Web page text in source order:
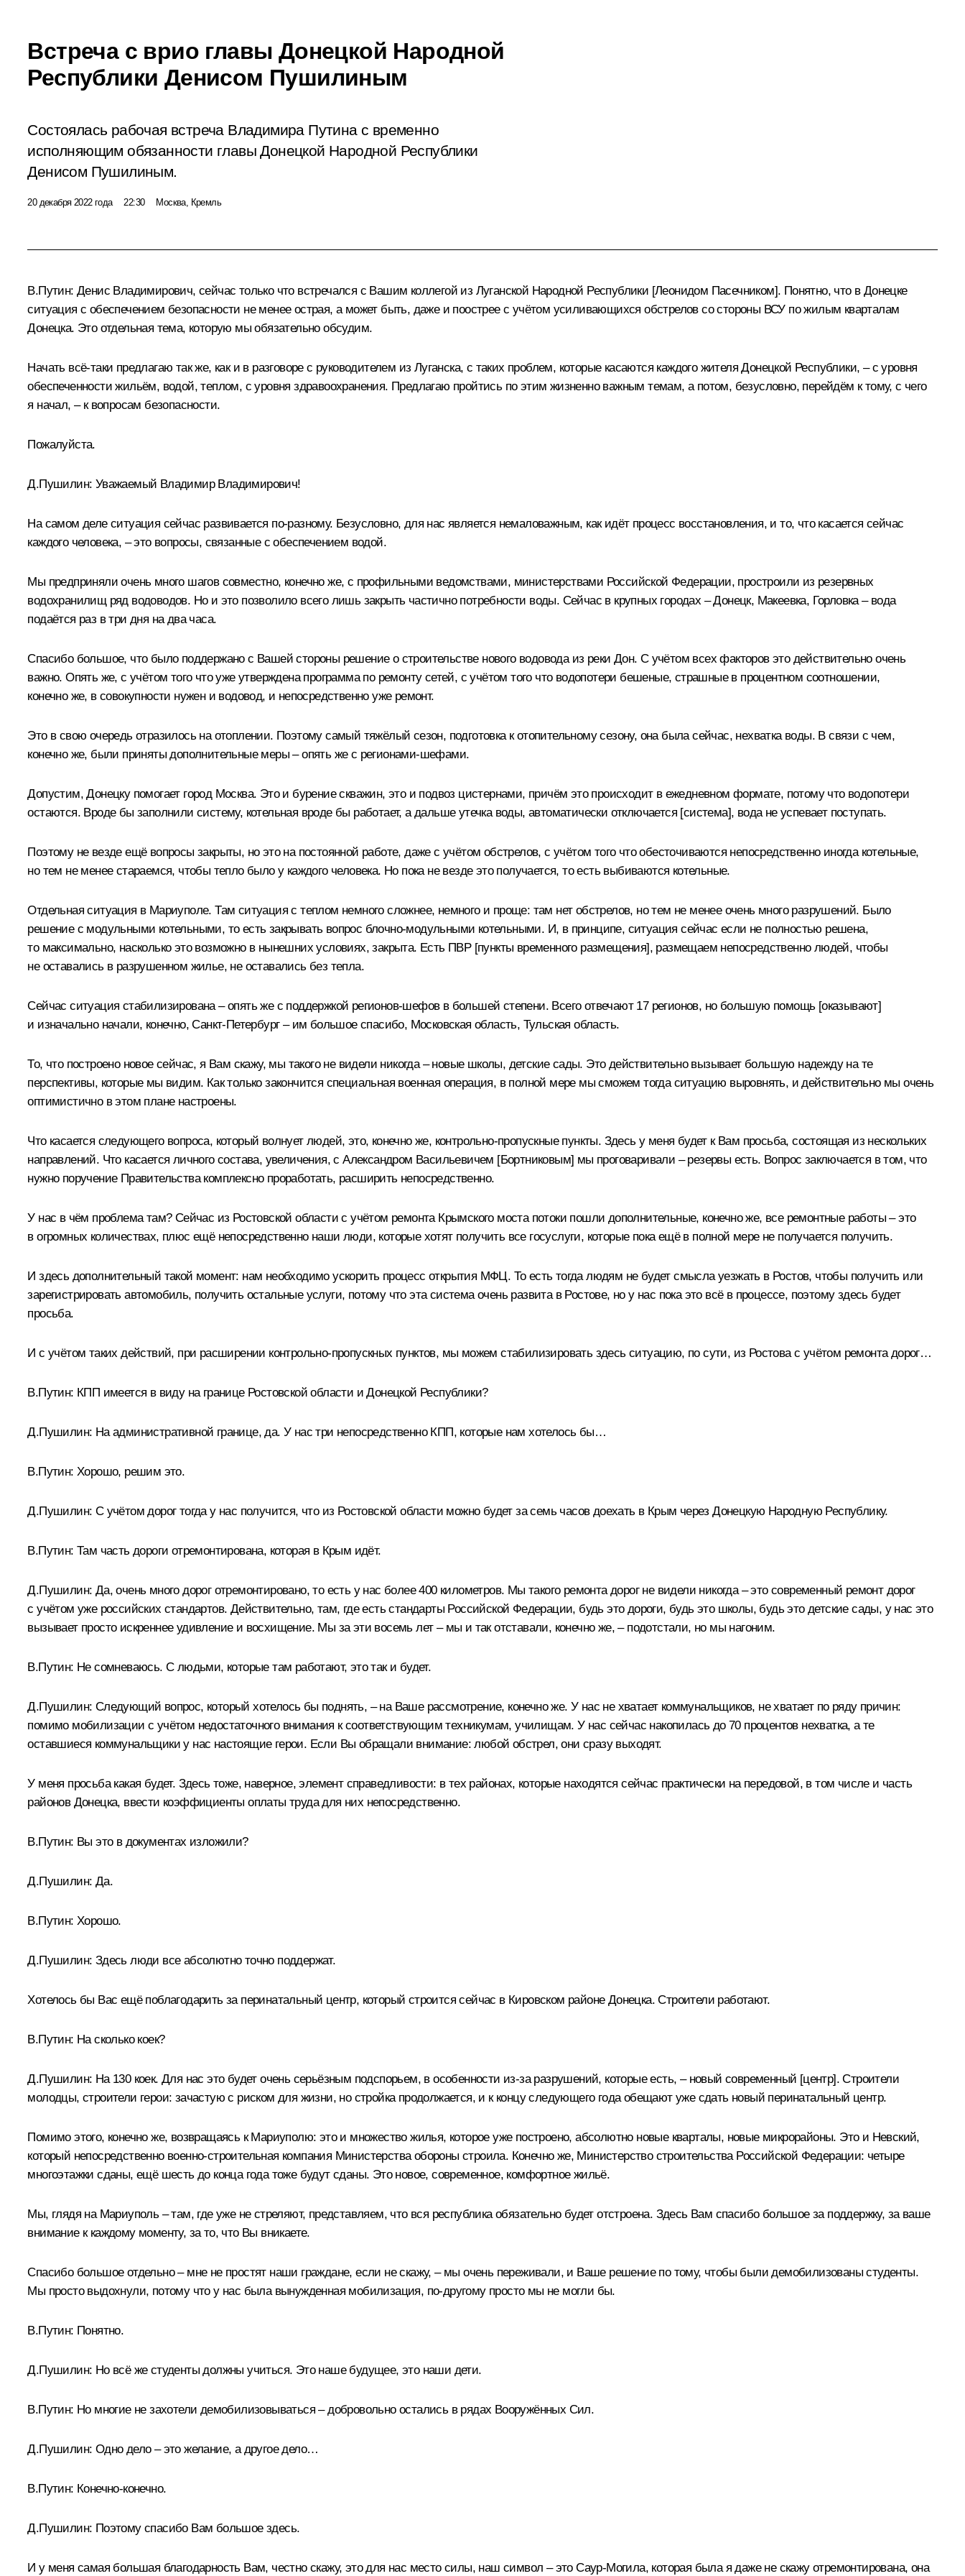
Встреча с врио главы Донецкой Народной
Республики Денисом Пушилиным
Состоялась рабочая встреча Владимира Путина с временно
исполняющим обязанности главы Донецкой Народной Республики
Денисом Пушилиным.
20 декабря 2022 года 22:30 Москва, Кремль
В.Путин: Денис Владимирович, сейчас только что встречался с Вашим коллегой из Луганской Народной Республики [Леонидом Пасечником]. Понятно, что в Донецке
ситуация с обеспечением безопасности не менее острая, а может быть, даже и поострее с учётом усиливающихся обстрелов со стороны ВСУ по жилым кварталам
Донецка. Это отдельная тема, которую мы обязательно обсудим.
Начать всё-таки предлагаю так же, как и в разговоре с руководителем из Луганска, с таких проблем, которые касаются каждого жителя Донецкой Республики, – с уровня
обеспеченности жильём, водой, теплом, с уровня здравоохранения. Предлагаю пройтись по этим жизненно важным темам, а потом, безусловно, перейдём к тому, с чего
я начал, – к вопросам безопасности.
Пожалуйста.
Д.Пушилин: Уважаемый Владимир Владимирович!
На самом деле ситуация сейчас развивается по-разному. Безусловно, для нас является немаловажным, как идёт процесс восстановления, и то, что касается сейчас
каждого человека, – это вопросы, связанные с обеспечением водой.
Мы предприняли очень много шагов совместно, конечно же, с профильными ведомствами, министерствами Российской Федерации, простроили из резервных
водохранилищ ряд водоводов. Но и это позволило всего лишь закрыть частично потребности воды. Сейчас в крупных городах – Донецк, Макеевка, Горловка – вода
подаётся раз в три дня на два часа.
Спасибо большое, что было поддержано с Вашей стороны решение о строительстве нового водовода из реки Дон. С учётом всех факторов это действительно очень
важно. Опять же, с учётом того что уже утверждена программа по ремонту сетей, с учётом того что водопотери бешеные, страшные в процентном соотношении,
конечно же, в совокупности нужен и водовод, и непосредственно уже ремонт.
Это в свою очередь отразилось на отоплении. Поэтому самый тяжёлый сезон, подготовка к отопительному сезону, она была сейчас, нехватка воды. В связи с чем,
конечно же, были приняты дополнительные меры – опять же с регионами-шефами.
Допустим, Донецку помогает город Москва. Это и бурение скважин, это и подвоз цистернами, причём это происходит в ежедневном формате, потому что водопотери
остаются. Вроде бы заполнили систему, котельная вроде бы работает, а дальше утечка воды, автоматически отключается [система], вода не успевает поступать.
Поэтому не везде ещё вопросы закрыты, но это на постоянной работе, даже с учётом обстрелов, с учётом того что обесточиваются непосредственно иногда котельные,
но тем не менее стараемся, чтобы тепло было у каждого человека. Но пока не везде это получается, то есть выбиваются котельные.
Отдельная ситуация в Мариуполе. Там ситуация с теплом немного сложнее, немного и проще: там нет обстрелов, но тем не менее очень много разрушений. Было
решение с модульными котельными, то есть закрывать вопрос блочно-модульными котельными. И, в принципе, ситуация сейчас если не полностью решена,
то максимально, насколько это возможно в нынешних условиях, закрыта. Есть ПВР [пункты временного размещения], размещаем непосредственно людей, чтобы
не оставались в разрушенном жилье, не оставались без тепла.
Сейчас ситуация стабилизирована – опять же с поддержкой регионов-шефов в большей степени. Всего отвечают 17 регионов, но большую помощь [оказывают]
и изначально начали, конечно, Санкт-Петербург – им большое спасибо, Московская область, Тульская область.
То, что построено новое сейчас, я Вам скажу, мы такого не видели никогда – новые школы, детские сады. Это действительно вызывает большую надежду на те
перспективы, которые мы видим. Как только закончится специальная военная операция, в полной мере мы сможем тогда ситуацию выровнять, и действительно мы очень
оптимистично в этом плане настроены.
Что касается следующего вопроса, который волнует людей, это, конечно же, контрольно-пропускные пункты. Здесь у меня будет к Вам просьба, состоящая из нескольких
направлений. Что касается личного состава, увеличения, с Александром Васильевичем [Бортниковым] мы проговаривали – резервы есть. Вопрос заключается в том, что
нужно поручение Правительства комплексно проработать, расширить непосредственно.
У нас в чём проблема там? Сейчас из Ростовской области с учётом ремонта Крымского моста потоки пошли дополнительные, конечно же, все ремонтные работы – это
в огромных количествах, плюс ещё непосредственно наши люди, которые хотят получить все госуслуги, которые пока ещё в полной мере не получается получить.
И здесь дополнительный такой момент: нам необходимо ускорить процесс открытия МФЦ. То есть тогда людям не будет смысла уезжать в Ростов, чтобы получить или
зарегистрировать автомобиль, получить остальные услуги, потому что эта система очень развита в Ростове, но у нас пока это всё в процессе, поэтому здесь будет
просьба.
И с учётом таких действий, при расширении контрольно-пропускных пунктов, мы можем стабилизировать здесь ситуацию, по сути, из Ростова с учётом ремонта дорог…
В.Путин: КПП имеется в виду на границе Ростовской области и Донецкой Республики?
Д.Пушилин: На административной границе, да. У нас три непосредственно КПП, которые нам хотелось бы…
В.Путин: Хорошо, решим это.
Д.Пушилин: С учётом дорог тогда у нас получится, что из Ростовской области можно будет за семь часов доехать в Крым через Донецкую Народную Республику.
В.Путин: Там часть дороги отремонтирована, которая в Крым идёт.
Д.Пушилин: Да, очень много дорог отремонтировано, то есть у нас более 400 километров. Мы такого ремонта дорог не видели никогда – это современный ремонт дорог
с учётом уже российских стандартов. Действительно, там, где есть стандарты Российской Федерации, будь это дороги, будь это школы, будь это детские сады, у нас это
вызывает просто искреннее удивление и восхищение. Мы за эти восемь лет – мы и так отставали, конечно же, – подотстали, но мы нагоним.
В.Путин: Не сомневаюсь. С людьми, которые там работают, это так и будет.
Д.Пушилин: Следующий вопрос, который хотелось бы поднять, – на Ваше рассмотрение, конечно же. У нас не хватает коммунальщиков, не хватает по ряду причин:
помимо мобилизации с учётом недостаточного внимания к соответствующим техникумам, училищам. У нас сейчас накопилась до 70 процентов нехватка, а те
оставшиеся коммунальщики у нас настоящие герои. Если Вы обращали внимание: любой обстрел, они сразу выходят.
У меня просьба какая будет. Здесь тоже, наверное, элемент справедливости: в тех районах, которые находятся сейчас практически на передовой, в том числе и часть
районов Донецка, ввести коэффициенты оплаты труда для них непосредственно.
В.Путин: Вы это в документах изложили?
Д.Пушилин: Да.
В.Путин: Хорошо.
Д.Пушилин: Здесь люди все абсолютно точно поддержат.
Хотелось бы Вас ещё поблагодарить за перинатальный центр, который строится сейчас в Кировском районе Донецка. Строители работают.
В.Путин: На сколько коек?
Д.Пушилин: На 130 коек. Для нас это будет очень серьёзным подспорьем, в особенности из-за разрушений, которые есть, – новый современный [центр]. Строители
молодцы, строители герои: зачастую с риском для жизни, но стройка продолжается, и к концу следующего года обещают уже сдать новый перинатальный центр.
Помимо этого, конечно же, возвращаясь к Мариуполю: это и множество жилья, которое уже построено, абсолютно новые кварталы, новые микрорайоны. Это и Невский,
который непосредственно военно-строительная компания Министерства обороны строила. Конечно же, Министерство строительства Российской Федерации: четыре
многоэтажки сданы, ещё шесть до конца года тоже будут сданы. Это новое, современное, комфортное жильё.
Мы, глядя на Мариуполь – там, где уже не стреляют, представляем, что вся республика обязательно будет отстроена. Здесь Вам спасибо большое за поддержку, за ваше
внимание к каждому моменту, за то, что Вы вникаете.
Спасибо большое отдельно – мне не простят наши граждане, если не скажу, – мы очень переживали, и Ваше решение по тому, чтобы были демобилизованы студенты.
Мы просто выдохнули, потому что у нас была вынужденная мобилизация, по-другому просто мы не могли бы.
В.Путин: Понятно.
Д.Пушилин: Но всё же студенты должны учиться. Это наше будущее, это наши дети.
В.Путин: Но многие не захотели демобилизовываться – добровольно остались в рядах Вооружённых Сил.
Д.Пушилин: Одно дело – это желание, а другое дело…
В.Путин: Конечно-конечно.
Д.Пушилин: Поэтому спасибо Вам большое здесь.
И у меня самая большая благодарность Вам, честно скажу, это для нас место силы, наш символ – это Саур-Могила, которая была я даже не скажу отремонтирована, она